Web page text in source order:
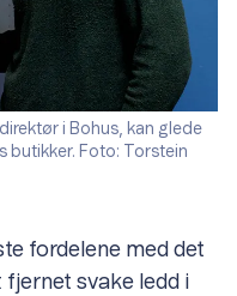
i Bohus, kan glede
butikker. Foto: Torstein
fordelene med det
fjernet svake ledd i